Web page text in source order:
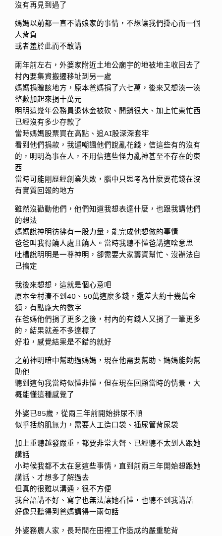
沒有再見到過了
媽媽以前都一直不講娘家的事情，不想讓我們掛心而一個
人背負
或者羞於此而不敢講
兩年前左右，外婆家附近土地公廟宇的地被地主收回去了
村內要集資搬遷移址到另一處
媽媽捐贈該地方，原本爸媽捐了六七萬，後來又想湊一湊
整數加起來捐十萬元
明明這幾年公務員退休金被砍、開銷很大、加上忙東忙西
已經沒有多少存款了
當時媽媽股票買在高點、追AI股深深套牢
看到他們捐款，我還嘲諷他們說亂花錢，信這些有的沒有
的，明明為事在人，不用信這些怪力亂神甚至不存在的東
西
當時可能剛歷經創業失敗，腦中只思考為什麼要花錢在沒
有實質回報的地方
雖然沒勸動他們，他們知道我想表達什麼，也跟我講他們
的想法
媽媽說神明彷彿有一股力量，能完成他想做的事情
爸爸叫我得饒人處且饒人。當時我聽不懂爸講這啥意思
吐槽說明明是一尊神明，卻需要大家籌資幫忙、沒辦法自
己搞定
我後來想想，這就是個心意吧
原本全村湊不到40、50萬這麼多錢，還差大約十幾萬金
額，有點龐大的數字
在爸媽他們捐了更多之後，村內的有錢人又捐了一筆更多
的，結果就差不多達標了
好啦，感覺結果是不錯的就好
之前神明暗中幫助過媽媽，現在他需要幫助、媽媽能夠幫
助他
聽到這句我當時似懂非懂，但在現在回顧當時的情景，大
概能懂這種感覺了
外婆已85歲，從兩三年前開始排尿不順
似乎括約肌無力，需要人工造口袋、插尿管背尿袋
加上重聽越發嚴重，都要非常大聲、已經聽不太到人跟她
講話
小時候我都不太在意這些事情，直到前兩三年開始想跟她
講話、才想多了解過去
但真的很難以溝通，很不方便
我台語講不好、寫字也無法讓她看懂，也聽不到我講話
好像只聽得到爸媽講得一兩句話
外婆務農人家，長時間在田裡工作造成的嚴重駝背